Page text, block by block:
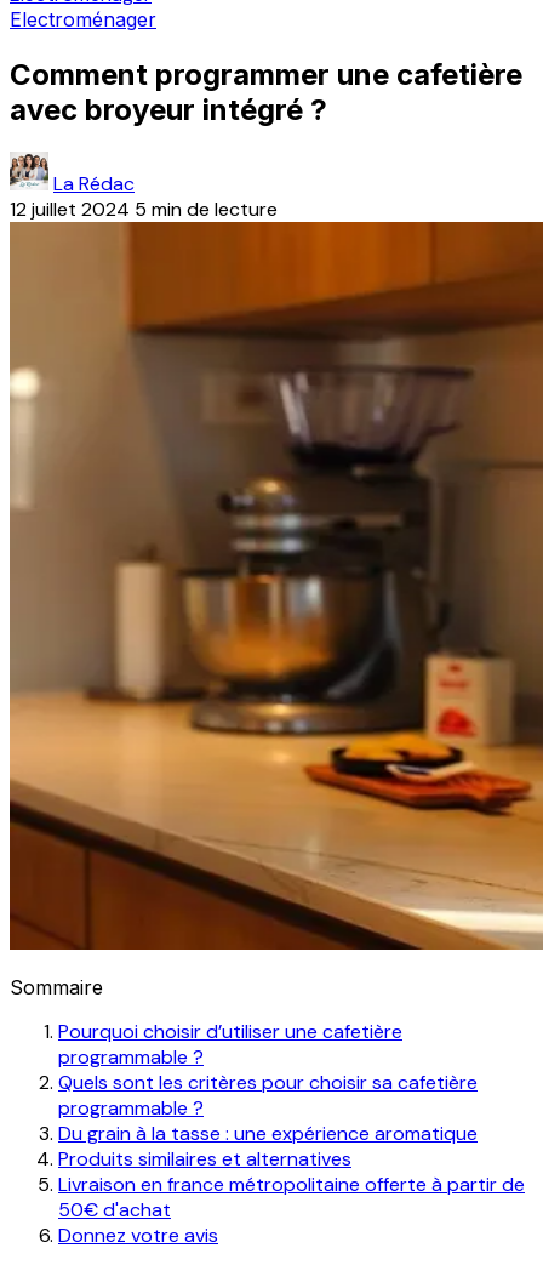
Electroménager
Comment programmer une cafetière
avec broyeur intégré ?
La Rédac
12 juillet 2024 5 min de lecture
Sommaire
Pourquoi choisir d’utiliser une cafetière
programmable ?
Quels sont les critères pour choisir sa cafetière
programmable ?
Du grain à la tasse : une expérience aromatique
Produits similaires et alternatives
Livraison en france métropolitaine offerte à partir de
50€ d'achat
Donnez votre avis